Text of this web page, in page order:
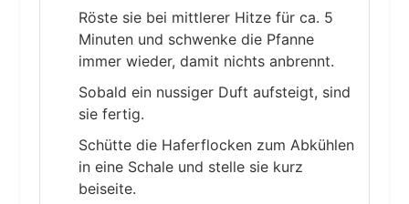
Röste sie bei mittlerer Hitze für ca. 5
Minuten und schwenke die Pfanne
immer wieder, damit nichts anbrennt.
Sobald ein nussiger Duft aufsteigt, sind
sie fertig.
Schütte die Haferflocken zum Abkühlen
in eine Schale und stelle sie kurz
beiseite.